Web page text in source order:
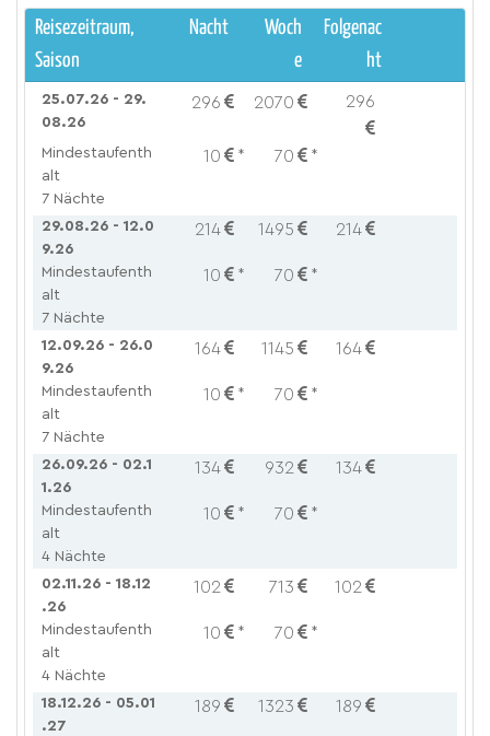
Reisezeitraum,
Saison
Nacht
Woch
e
Folgenac
ht
25.07.26 - 29.
08.26
296 2070 296
Mindestaufenth
alt
7 Nächte
10 * 70 *
29.08.26 - 12.0
9.26
214 1495 214
Mindestaufenth
alt
7 Nächte
10 * 70 *
12.09.26 - 26.0
9.26
164 1145 164
Mindestaufenth
alt
7 Nächte
10 * 70 *
26.09.26 - 02.1
1.26
134 932 134
Mindestaufenth
alt
4 Nächte
10 * 70 *
02.11.26 - 18.12
.26
102 713 102
Mindestaufenth
alt
4 Nächte
10 * 70 *
18.12.26 - 05.01
.27
189 1323 189